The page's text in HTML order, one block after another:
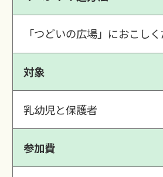
「つどいの広場」におこしく
対象
乳幼児と保護者
参加費